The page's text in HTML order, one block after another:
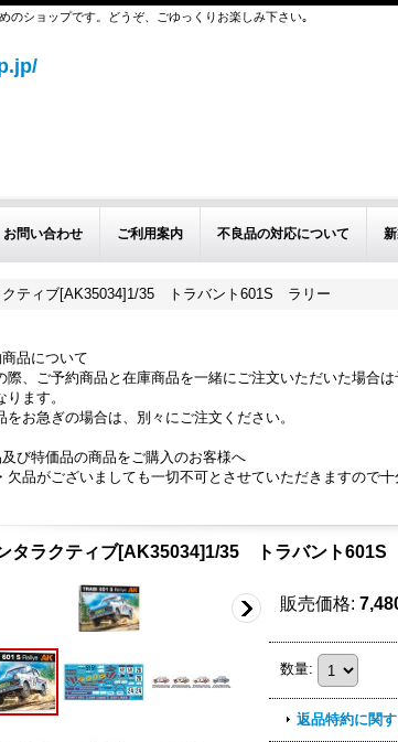
のショップです。どうぞ、ごゆっくりお楽しみ下さい｡
お問い合わせ ご利用案内 不良品の対応について
クティブ[AK35034]1/35 トラバント601S ラリー
品について
際、ご予約商品と在庫商品を一緒にご注文いただいた場合
ります。
をお急ぎの場合は、別々にご注文ください。
び特価品の商品をご購入のお客様へ
欠品がございましても一切不可とさせていただきますので十
タラクティブ[AK35034]1/35 トラバント
販売価格:
数量:
返品特約に関